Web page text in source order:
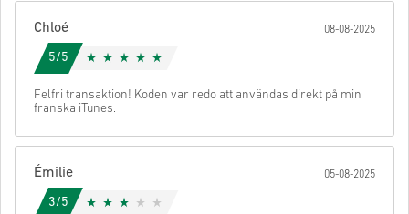
Chloé 08-08-2025
5/5
Felfri transaktion! Koden var redo att användas direkt på min
franska iTunes.
Émilie 05-08-2025
3/5